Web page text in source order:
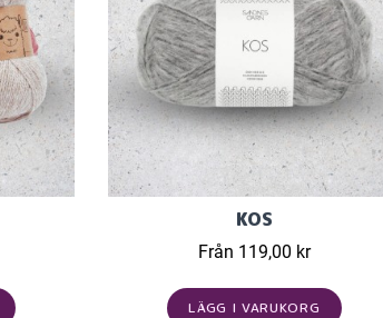
KOS
Från 119,00 kr
LÄGG I VARUKORG